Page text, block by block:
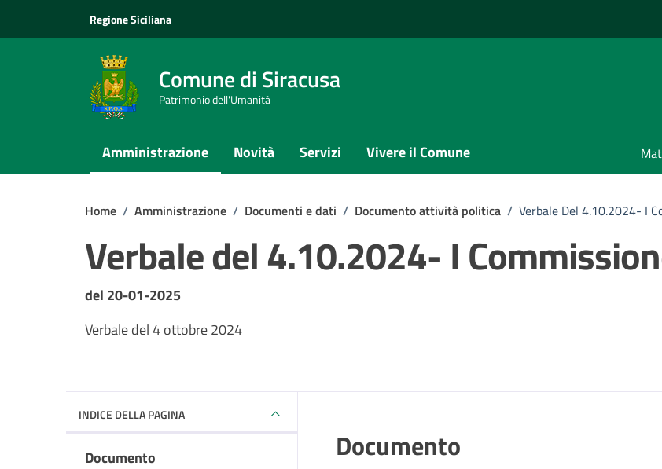
Regione Siciliana
Comune di Siracusa
Patrimonio dell'Umanità
Amministrazione Novità Servizi Vivere il Comune
Home / Amministrazione / Documenti e dati / Documento attività politica / Verbale Del 4.10.2024- I
Verbale del 4.10.2024- I
Dettagli del documento
del 20-01-2025
Verbale del 4 ottobre 2024
INDICE DELLA PAGINA
Documento
Documento